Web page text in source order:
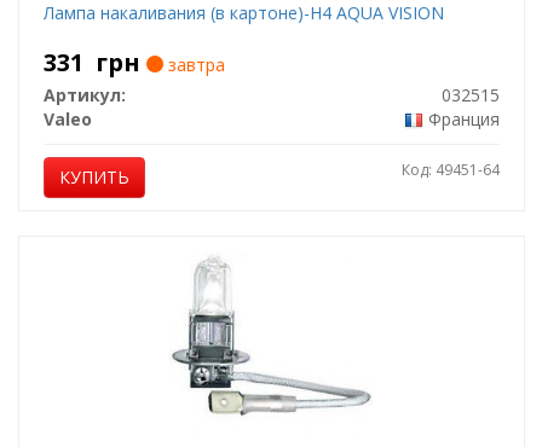
Лампа накаливания (в картоне)-H4 AQUA VISION
331 грн
завтра
Артикул:
032515
Valeo
Франция
КУПИТЬ Код: 49451-64